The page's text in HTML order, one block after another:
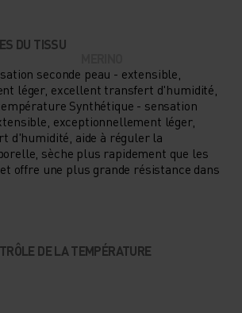
DU TISSU
seconde peau - extensible,
léger, excellent transfert d'humidité,
Synthétique - sensation
exceptionnellement léger,
d'humidité, aide à réguler la
sèche plus rapidement que les
offre une plus grande résistance dans
DE LA TEMPÉRATURE